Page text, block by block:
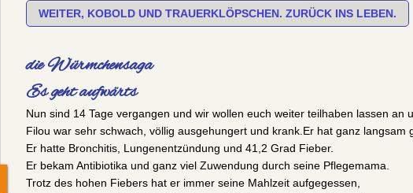
WEITER, KOBOLD UND TRAUERKLÖPSCHEN. ZURÜCK INS LEBEN.
die Würmchensaga
Es geht aufwärts
Nun sind 14 Tage vergangen und wir wollen euch weiter teilhaben lassen an
Filou war sehr schwach, völlig ausgehungert und krank.Er hat ganz langsam
Er hatte Bronchitis, Lungenentzündung und 41,2 Grad Fieber.
Er bekam Antibiotika und ganz viel Zuwendung durch seine Pflegemama.
Trotz des hohen Fiebers hat er immer seine Mahlzeit aufgegessen,